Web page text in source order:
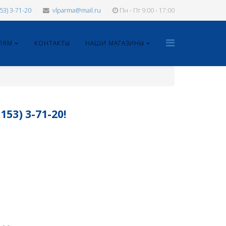
3-71-20 vlparma@mail.ru Пн - Пт 9:00 - 17:00
КОНТАКТЫ НАШИ МАГАЗИНЫ
3-71-20!